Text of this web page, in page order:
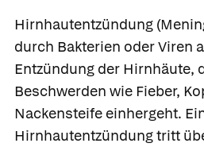
Hirnhautentzündung
durch Bakterien oder Viren
Entzündung der Hirnhäute,
Beschwerden wie Fieber,
Nackensteife einhergeht.
Hirnhautentzündung tritt